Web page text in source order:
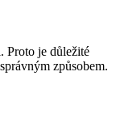
Proto je důležité
způsobem.